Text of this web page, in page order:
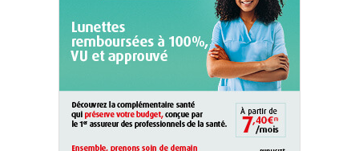
QUI SOMMES-NOUS ?